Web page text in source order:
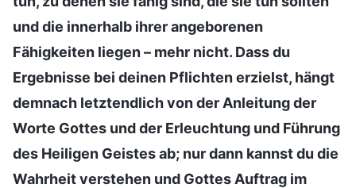
und die innerhalb ihrer angeborenen
Fähigkeiten liegen – mehr nicht. Dass du
Ergebnisse bei deinen Pflichten erzielst, hängt
demnach letztendlich von der Anleitung der
Worte Gottes und der Erleuchtung und Führung
des Heiligen Geistes ab; nur dann kannst du die
Wahrheit verstehen und Gottes Auftrag im